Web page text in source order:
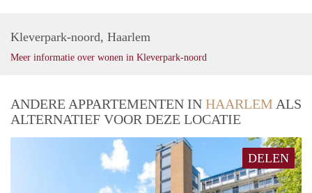
Kleverpark-noord, Haarlem
Meer informatie over wonen in Kleverpark-noord
ANDERE APPARTEMENTEN IN HAARLEM ALS
ALTERNATIEF VOOR DEZE LOCATIE
DELEN